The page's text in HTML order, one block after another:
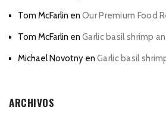
Tom McFarlin en Our Premium Food
Tom McFarlin en Garlic basil shrimp
Michael Novotny en Garlic basil
ARCHIVOS